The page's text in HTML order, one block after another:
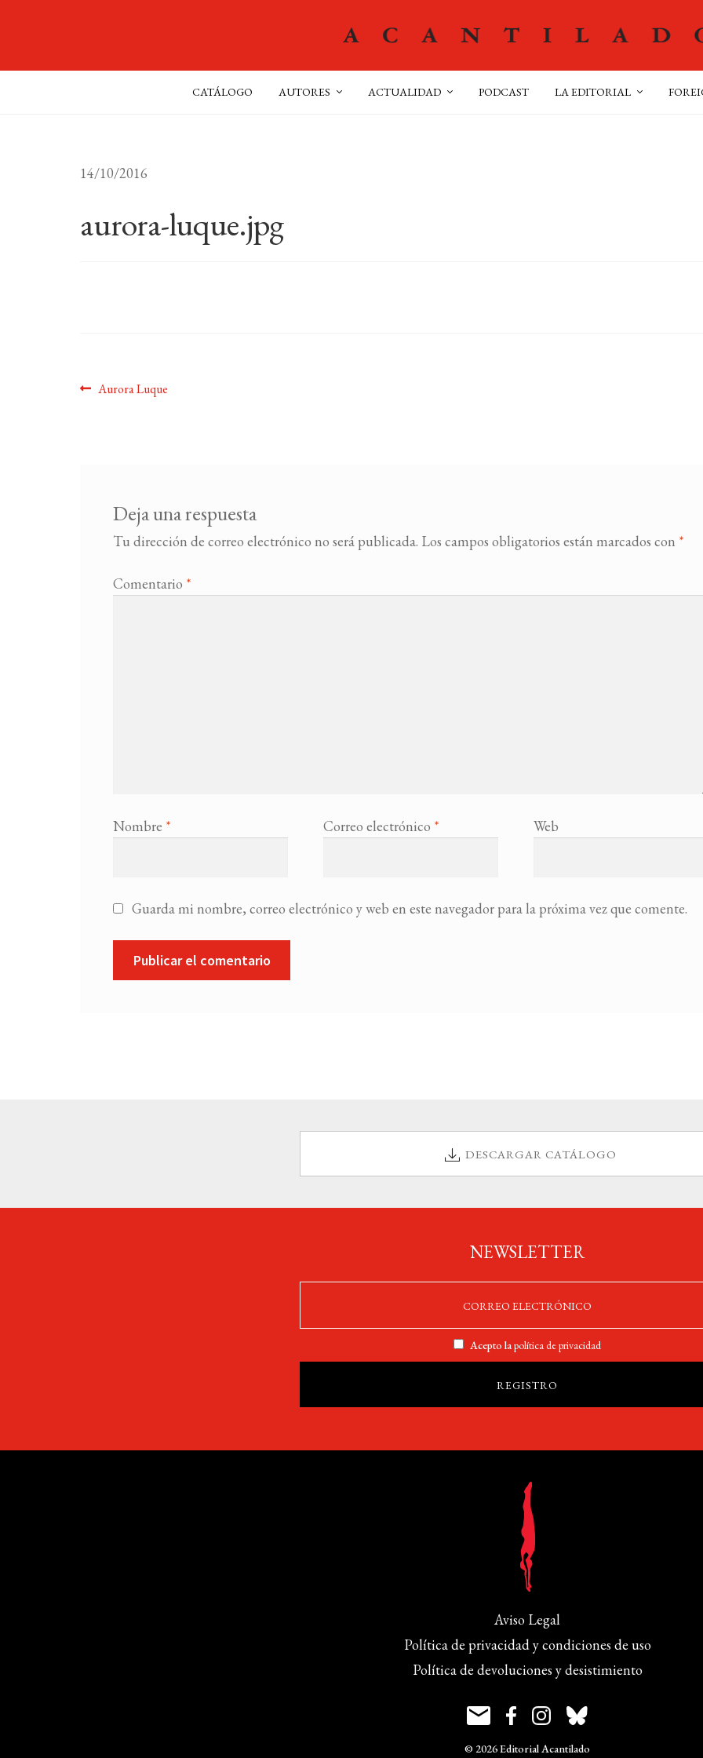
CATÁLOGO AUTORES ACTUALIDAD PODCAST LA EDITORIAL
14/10/2016
aurora-luque.jpg
Navegación
Anterior:
Aurora Luque
Deja una respuesta
Tu dirección de correo electrónico no será publicada. Los campos obligatorios están marcados con *
Comentario *
Nombre * Correo electrónico * Web
Guarda mi nombre, correo electrónico y web en este navegador para la próxima vez que comente.
DESCARGAR CATÁLOGO
NEWSLETTER
Acepto lapolítica de privacidad
Aviso Legal
Política de privacidad y condiciones de uso
Política de devoluciones y desistimiento
© 2026 Editorial Acantilado